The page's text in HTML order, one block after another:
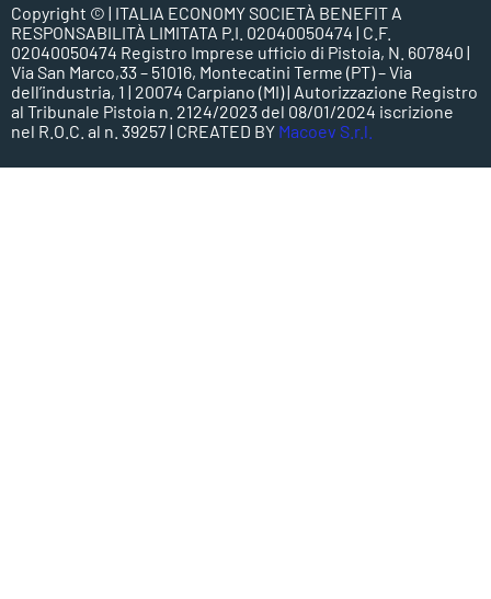
Copyright © | ITALIA ECONOMY SOCIETÀ BENEFIT A
RESPONSABILITÀ LIMITATA P.I. 02040050474 | C.F.
02040050474 Registro Imprese ufficio di Pistoia, N. 607840 |
Via San Marco,33 – 51016, Montecatini Terme (PT) – Via
dell’industria, 1 | 20074 Carpiano (MI) | Autorizzazione Registro
al Tribunale Pistoia n. 2124/2023 del 08/01/2024 iscrizione
nel R.O.C. al n. 39257 | CREATED BY Macoev S.r.l.